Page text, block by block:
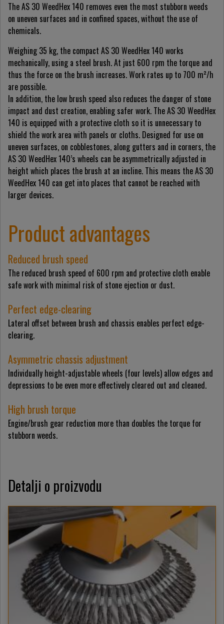
The AS 30 WeedHex 140 removes even the most stubborn weeds
on uneven surfaces and in confined spaces, without the use of
chemicals.
Weighing 35 kg, the compact AS 30 WeedHex 140 works
mechanically, using a steel brush. At just 600 rpm the torque and
thus the force on the brush increases. Work rates up to 700 m²/h
are possible.
In addition, the low brush speed also reduces the danger of stone
impact and dust creation, enabling safer work. The AS 30 WeedHex
140 is equipped with a protective cloth so it is unnecessary to
shield the work area with panels or cloths. Designed for use on
uneven surfaces, on cobblestones, along gutters and in corners, the
AS 30 WeedHex 140’s wheels can be asymmetrically adjusted in
height which places the brush at an incline. This means the AS 30
WeedHex 140 can get into places that cannot be reached with
larger devices.
Product advantages
Reduced brush speed
The reduced brush speed of 600 rpm and protective cloth enable
safe work with minimal risk of stone ejection or dust.
Perfect edge-clearing
Lateral offset between brush and chassis enables perfect edge-
clearing.
Asymmetric chassis adjustment
Individually height-adjustable wheels (four levels) allow edges and
depressions to be even more effectively cleared out and cleaned.
High brush torque
Engine/brush gear reduction more than doubles the torque for
stubborn weeds.
Detalji o proizvodu